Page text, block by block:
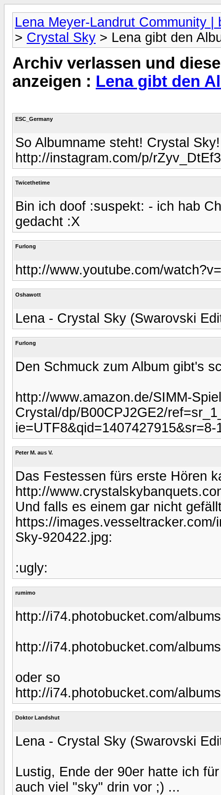
Lena Meyer-Landrut Community |
> Crystal Sky > Lena gibt den
Archiv verlassen und
anzeigen : Lena gibt den
ESC_Germany
So Albumname steht! Crystal Sky!
http://instagram.com/p/
Twicethetime
Bin ich doof :suspekt: - ich hab
gedacht :X
Furlong
http://www.youtube.com/
Oshawott
Lena - Crystal Sky (Swarovski
Furlong
Den Schmuck zum Album gibt's
http://www.amazon.de/SIMM-
Crystal/dp/B00CPJ2GE2/
Peter M. aus V.
Das Festessen fürs erste Hören
http://
Und falls es einem gar nicht
https://
Sky-920422.jpg:
:ugly:
rumimo
http://i74.photobucket.com/
http://i74.photobucket.com/
oder so
http://i74.photobucket.com/
Doktor Landshut
Lena - Crystal Sky (Swarovski
Lustig, Ende der 90er hatte ich
auch viel "sky" drin vor ;) ...